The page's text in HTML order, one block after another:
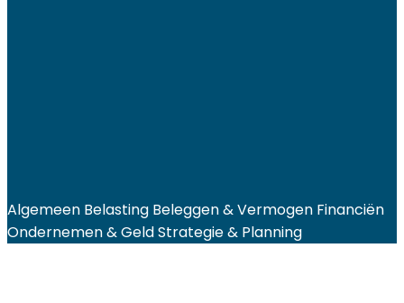
Algemeen Belasting Beleggen & Vermogen Financiën
Ondernemen & GeldStrategie & Planning